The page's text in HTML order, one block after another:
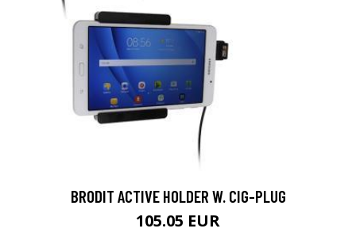
BRODIT ACTIVE HOLDER W. CIG-PLUG
105.05 EUR